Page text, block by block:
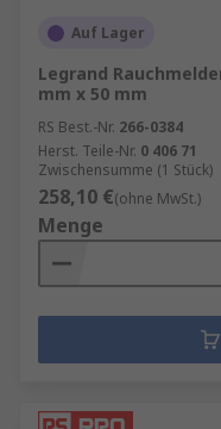
Auf Lager
Legrand
mm x 50 mm
RS Best.-Nr. 266-0384
Herst. Teile-Nr. 0 406 71
Zwischensumme (1 Stück)
258,10 €(ohne MwSt.)
Menge